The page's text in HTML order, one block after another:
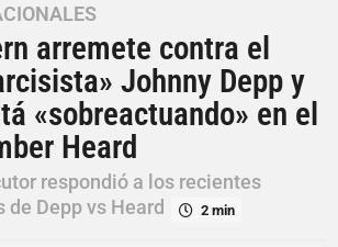
arremete contra el
Johnny Depp y
«sobreactuando» en el
Heard
respondió a los recientes
Depp vs Heard
2 min